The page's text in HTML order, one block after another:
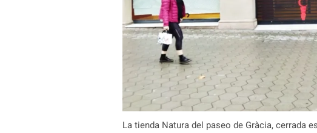
La tienda Natura del paseo de Gràcia, cerrada